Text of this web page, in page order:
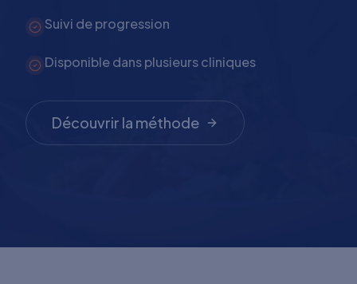
Suivi de progression
Disponible dans plusieurs cliniques
Découvrir la méthode